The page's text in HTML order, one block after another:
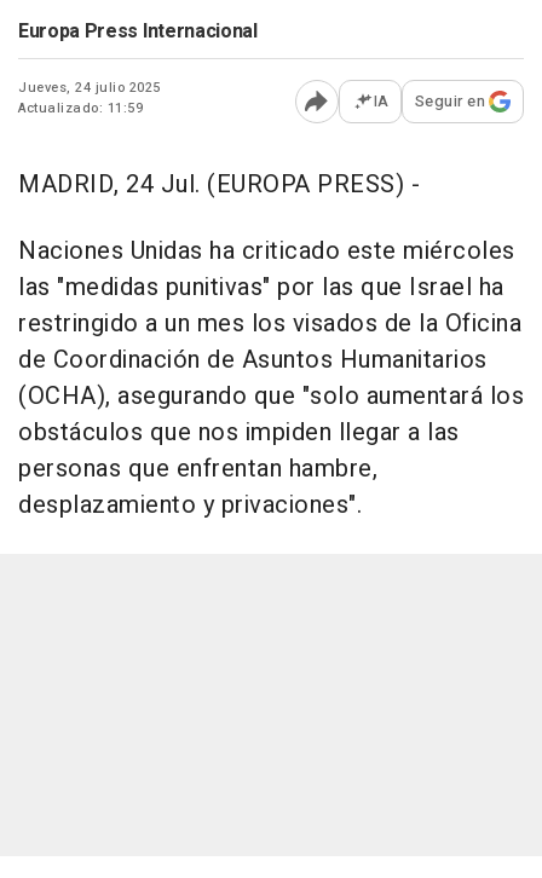
Europa Press Internacional
Jueves, 24 julio 2025
Actualizado: 11:59
Abrir opciones para
IA Seguir en
MADRID, 24 Jul. (EUROPA PRESS) -
Naciones Unidas ha criticado este miércoles
las "medidas punitivas" por las que Israel ha
restringido a un mes los visados de la Oficina
de Coordinación de Asuntos Humanitarios
(OCHA), asegurando que "solo aumentará los
obstáculos que nos impiden llegar a las
personas que enfrentan hambre,
desplazamiento y privaciones".